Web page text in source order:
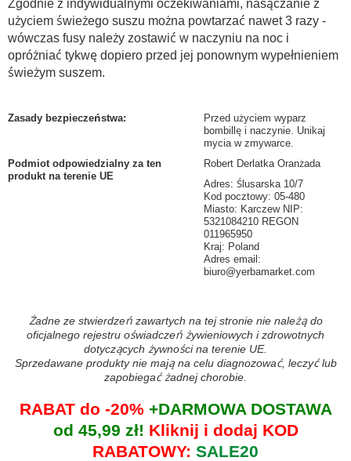
Zgodnie z indywidualnymi oczekiwaniami, nasączanie z
użyciem świeżego suszu można powtarzać nawet 3 razy -
wówczas fusy należy zostawić w naczyniu na noc i
opróżniać tykwę dopiero przed jej ponownym wypełnieniem
świeżym suszem.
Zasady bezpieczeństwa:
Przed użyciem wyparz
bombillę i naczynie. Unikaj
mycia w zmywarce.
Podmiot odpowiedzialny za ten
produkt na terenie UE
Robert Derlatka Oranżada
Adres: Ślusarska 10/7
Kod pocztowy: 05-480
Miasto: Karczew NIP:
5321084210 REGON
011965950
Kraj: Poland
Adres email:
biuro@yerbamarket.com
Żadne ze stwierdzeń zawartych na tej stronie nie należą do
oficjalnego rejestru oświadczeń żywieniowych i zdrowotnych
dotyczących żywności na terenie UE.
Sprzedawane produkty nie mają na celu diagnozować, leczyć lub
zapobiegać żadnej chorobie.
RABAT do -20%+DARMOWA DOSTAWA
od 45,99 zł! Kliknij i dodaj KOD
RABATOWY: SALE20